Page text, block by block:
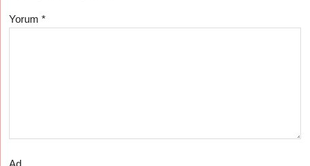
Yorum*
Ad